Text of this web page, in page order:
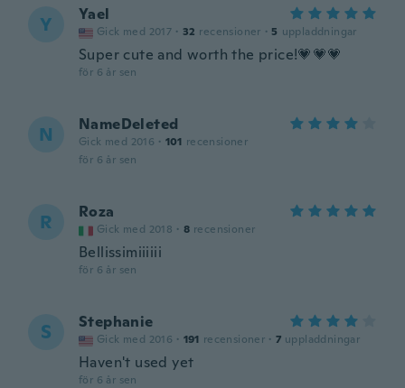
Y Yael
Gick med 2017 · 32 recensioner · 5 uppladdningar
Super cute and worth the price!💗💗💗
för 6 år sen
N NameDeleted
Gick med 2016 · 101 recensioner
för 6 år sen
R Roza
Gick med 2018 · 8 recensioner
Bellissimiiiiii
för 6 år sen
S Stephanie
Gick med 2016 · 191 recensioner · 7 uppladdningar
Haven't used yet
för 6 år sen